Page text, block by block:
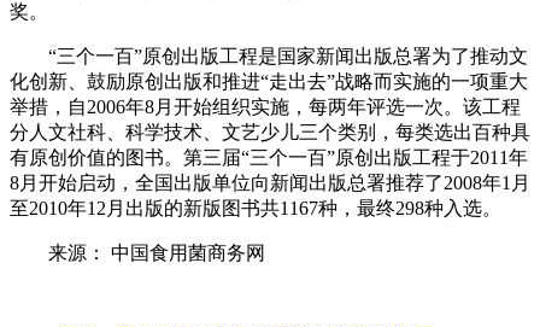
奖。
“三个一百”原创出版工程是国家新闻出版总署为了推动文
化创新、鼓励原创出版和推进“走出去”战略而实施的一项重大
举措，自2006年8月开始组织实施，每两年评选一次。该工程
分人文社科、科学技术、文艺少儿三个类别，每类选出百种具
有原创价值的图书。第三届“三个一百”原创出版工程于2011年
8月开始启动，全国出版单位向新闻出版总署推荐了2008年1月
至2010年12月出版的新版图书共1167种，最终298种入选。
来源： 中国食用菌商务网